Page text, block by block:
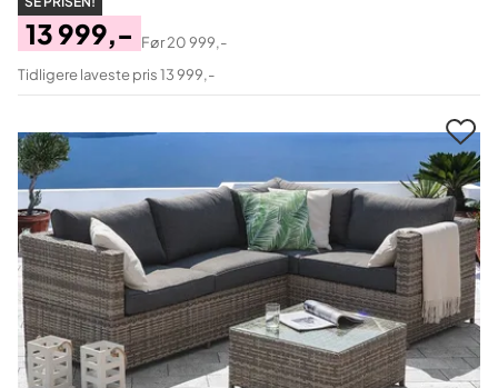
Pris
13 999,-
Original
Pris
Før20 999,-
Tidligere laveste pris 13 999,-